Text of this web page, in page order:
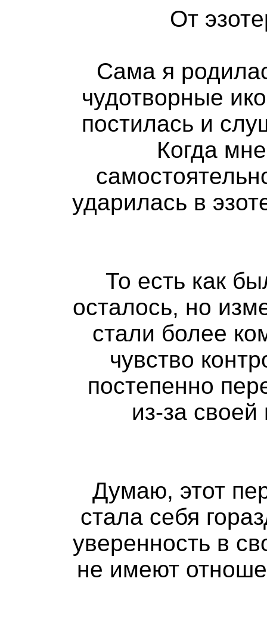
От
Сама я
чудотворные
постилась и
Когда
ударилась в
То есть как
осталось, но
стали более
чувство
постепенно
из-за
Думаю, этот
стала себя
уверенность в
не имеют